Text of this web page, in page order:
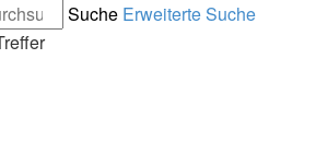
Suche Erweiterte Suche